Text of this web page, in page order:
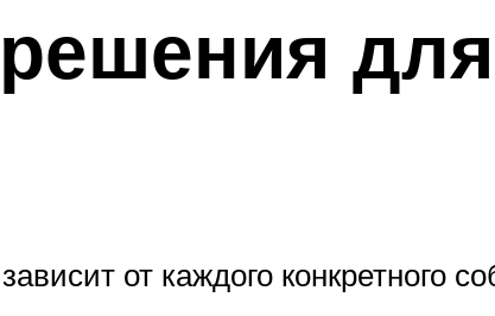
от каждого конкретного